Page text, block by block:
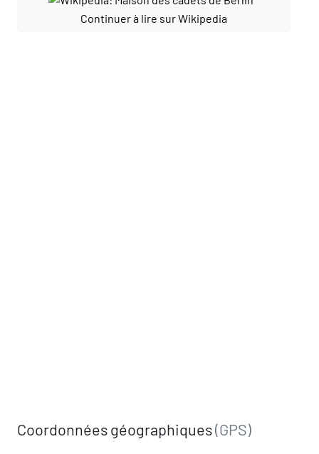
Continuer à lire sur Wikipedia
Coordonnées géographiques(GPS)